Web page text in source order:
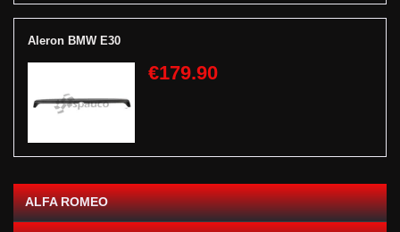
Aleron BMW E30
€179.90
ALFA ROMEO